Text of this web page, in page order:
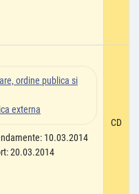
ordine publica si
externa
10.03.2014
20.03.2014
CD